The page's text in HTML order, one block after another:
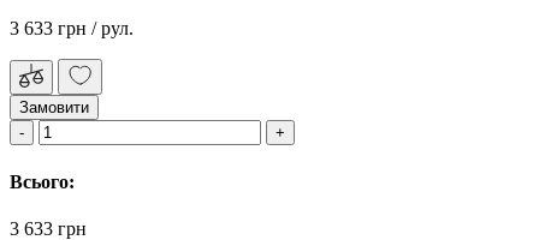
3 633 грн / рул.
Замовити
Всього:
3 633 грн